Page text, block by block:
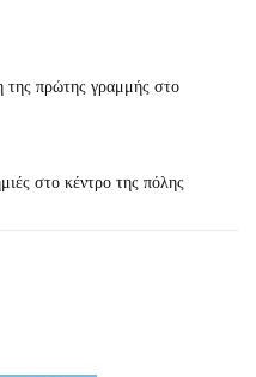
της πρώτης γραμμής στο
στο κέντρο της πόλης